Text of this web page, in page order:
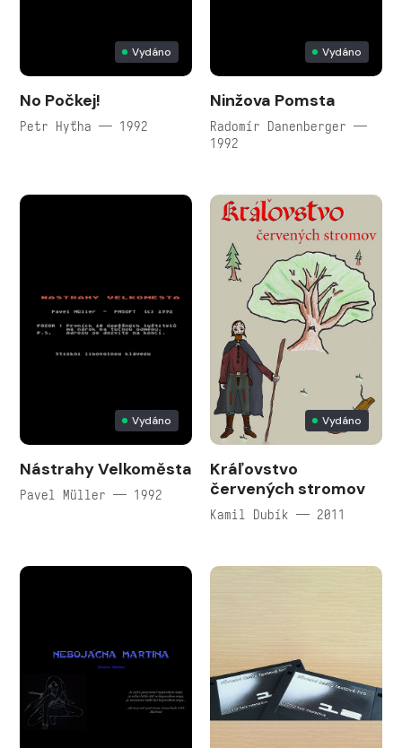
Vydáno
No Počkej!
Petr Hyťha — 1992
Vydáno
Ninžova Pomsta
Radomír Danenberger —
1992
Vydáno
Nástrahy Velkoměsta
Pavel Müller — 1992
Vydáno
Kráľovstvo
červených stromov
Kamil Dubík — 2011